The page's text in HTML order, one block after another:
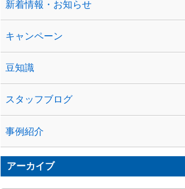
新着情報・お知らせ
キャンペーン
豆知識
スタッフブログ
事例紹介
アーカイブ